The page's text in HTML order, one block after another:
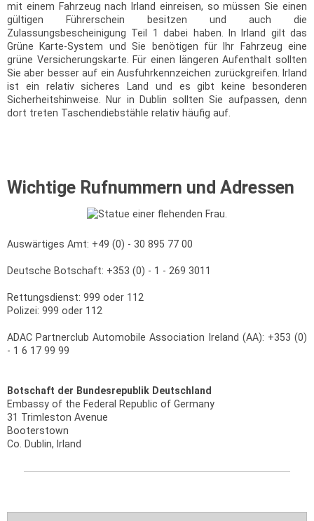
mit einem Fahrzeug nach Irland einreisen, so müssen Sie einen
gültigen Führerschein besitzen und auch die
Zulassungsbescheinigung Teil 1 dabei haben. In Irland gilt das
Grüne Karte-System und Sie benötigen für Ihr Fahrzeug eine
grüne Versicherungskarte. Für einen längeren Aufenthalt sollten
Sie aber besser auf ein Ausfuhrkennzeichen zurückgreifen. Irland
ist ein relativ sicheres Land und es gibt keine besonderen
Sicherheitshinweise. Nur in Dublin sollten Sie aufpassen, denn
dort treten Taschendiebstähle relativ häufig auf.
Wichtige Rufnummern und Adressen
Auswärtiges Amt: +49 (0) - 30 895 77 00
Deutsche Botschaft: +353 (0) - 1 - 269 3011
Rettungsdienst: 999 oder 112
Polizei: 999 oder 112
ADAC Partnerclub Automobile Association Ireland (AA): +353 (0)
- 1 6 17 99 99
Botschaft der Bundesrepublik Deutschland
Embassy of the Federal Republic of Germany
31 Trimleston Avenue
Booterstown
Co. Dublin, Irland